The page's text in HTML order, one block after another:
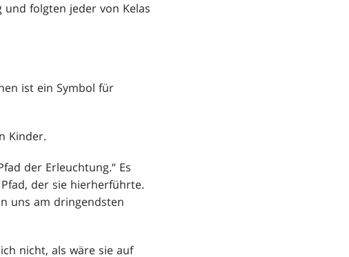
und folgten jeder von Kelas
ist ein Symbol für
Kinder.
der Erleuchtung.“ Es
der sie hierherführte.
uns am dringendsten
nicht, als wäre sie auf